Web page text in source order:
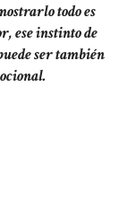
todo es
ese instinto de
ser también